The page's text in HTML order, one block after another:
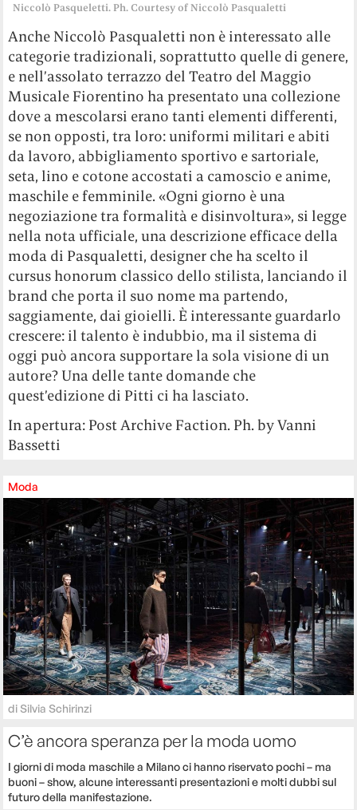
Niccolò Pasqueletti. Ph. Courtesy of Niccolò Pasqualetti
Anche Niccolò Pasqualetti non è interessato alle
categorie tradizionali, soprattutto quelle di genere,
e nell’assolato terrazzo del Teatro del Maggio
Musicale Fiorentino ha presentato una collezione
dove a mescolarsi erano tanti elementi differenti,
se non opposti, tra loro: uniformi militari e abiti
da lavoro, abbigliamento sportivo e sartoriale,
seta, lino e cotone accostati a camoscio e anime,
maschile e femminile. «Ogni giorno è una
negoziazione tra formalità e disinvoltura», si legge
nella nota ufficiale, una descrizione efficace della
moda di Pasqualetti, designer che ha scelto il
cursus honorum classico dello stilista, lanciando il
brand che porta il suo nome ma partendo,
saggiamente, dai gioielli. È interessante guardarlo
crescere: il talento è indubbio, ma il sistema di
oggi può ancora supportare la sola visione di un
autore? Una delle tante domande che
quest’edizione di Pitti ci ha lasciato.
In apertura: Post Archive Faction. Ph. by Vanni
Bassetti
Moda
diSilvia Schirinzi
C’è ancora speranza per la moda uomo
I giorni di moda maschile a Milano ci hanno riservato pochi – ma
buoni – show, alcune interessanti presentazioni e molti dubbi sul
futuro della manifestazione.